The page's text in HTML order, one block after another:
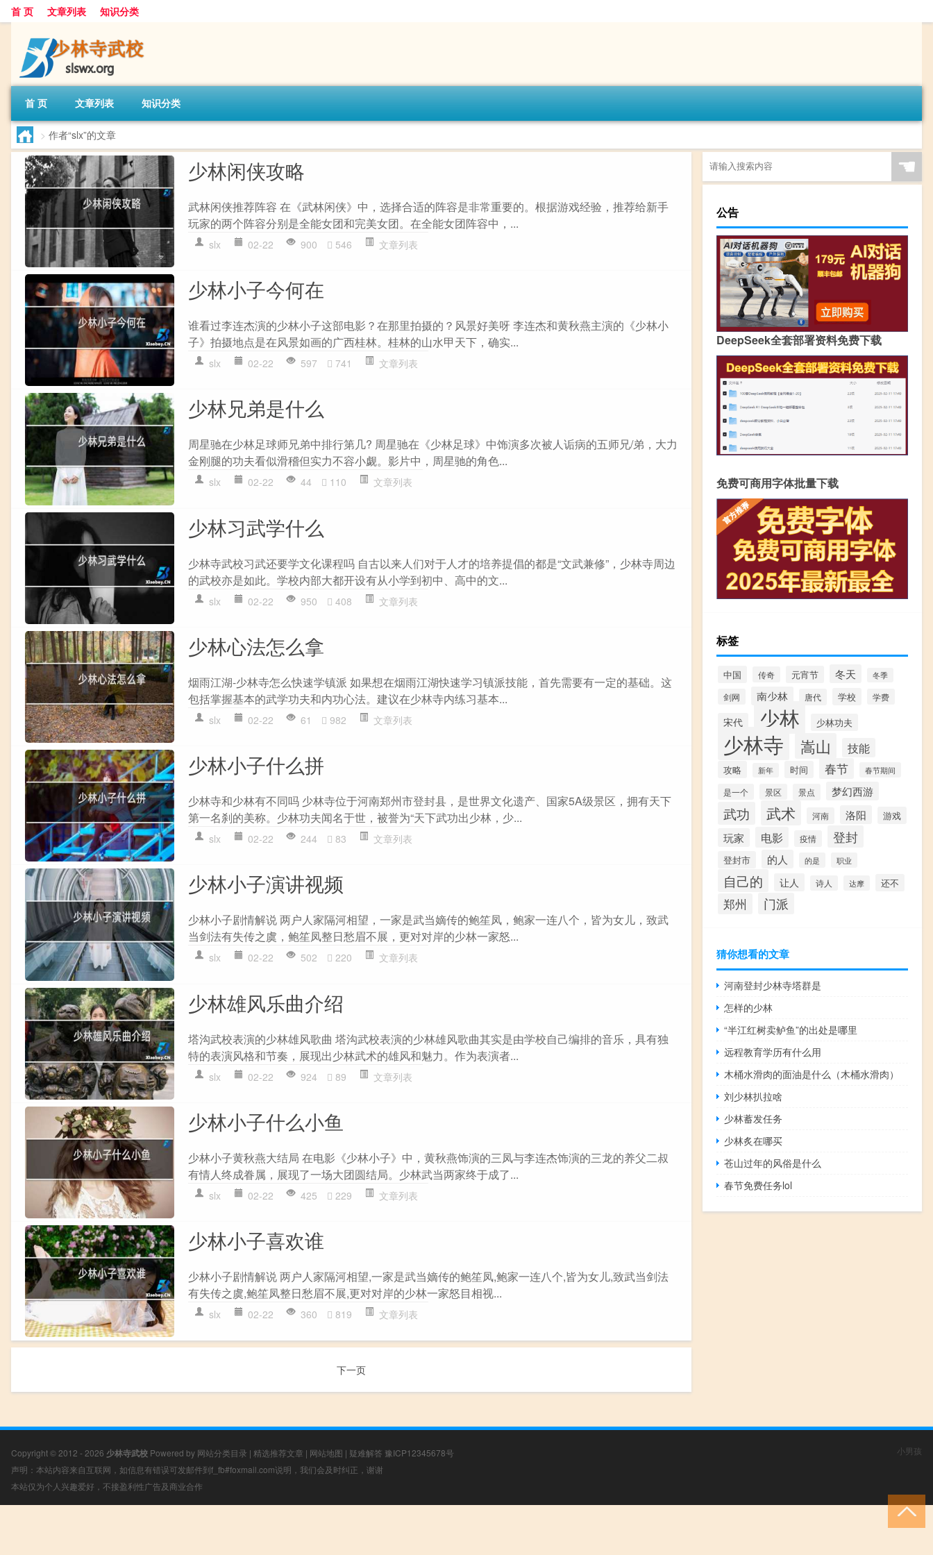
首 页 文章列表 知识分类
首 页 文章列表 知识分类
> 作者“slx”的文章
少林闲侠攻略
武林闲侠推荐阵容 在《武林闲侠》中，选择合适的阵容是非常重要的。根据游戏经验，推荐给新手
玩家的两个阵容分别是全能女团和完美女团。在全能女团阵容中，...
slx 02-22 900 546 文章列表
少林小子今何在
谁看过李连杰演的少林小子这部电影？在那里拍摄的？风景好美呀 李连杰和黄秋燕主演的《少林小
子》拍摄地点是在风景如画的广西桂林。桂林的山水甲天下，确实...
slx 02-22 597 741 文章列表
少林兄弟是什么
周星驰在少林足球师兄弟中排行第几? 周星驰在《少林足球》中饰演多次被人诟病的五师兄/弟，大力
金刚腿的功夫看似滑稽但实力不容小觑。影片中，周星驰的角色...
slx 02-22 44 110 文章列表
少林习武学什么
少林寺武校习武还要学文化课程吗 自古以来人们对于人才的培养提倡的都是“文武兼修”，少林寺周边
的武校亦是如此。学校内部大都开设有从小学到初中、高中的文...
slx 02-22 950 408 文章列表
少林心法怎么拿
烟雨江湖-少林寺怎么快速学镇派 如果想在烟雨江湖快速学习镇派技能，首先需要有一定的基础。这
包括掌握基本的武学功夫和内功心法。建议在少林寺内练习基本...
slx 02-22 61 982 文章列表
少林小子什么拼
少林寺和少林有不同吗 少林寺位于河南郑州市登封县，是世界文化遗产、国家5A级景区，拥有天下
第一名刹的美称。少林功夫闻名于世，被誉为“天下武功出少林，少...
slx 02-22 244 83 文章列表
少林小子演讲视频
少林小子剧情解说 两户人家隔河相望，一家是武当嫡传的鲍笙凤，鲍家一连八个，皆为女儿，致武
当剑法有失传之虞，鲍笙凤整日愁眉不展，更对对岸的少林一家怒...
slx 02-22 502 220 文章列表
少林雄风乐曲介绍
塔沟武校表演的少林雄风歌曲 塔沟武校表演的少林雄风歌曲其实是由学校自己编排的音乐，具有独
特的表演风格和节奏，展现出少林武术的雄风和魅力。作为表演者...
slx 02-22 924 89 文章列表
少林小子什么小鱼
少林小子黄秋燕大结局 在电影《少林小子》中，黄秋燕饰演的三凤与李连杰饰演的三龙的养父二叔
有情人终成眷属，展现了一场大团圆结局。少林武当两家终于成了...
slx 02-22 425 229 文章列表
少林小子喜欢谁
少林小子剧情解说 两户人家隔河相望,一家是武当嫡传的鲍笙凤,鲍家一连八个,皆为女儿,致武当剑法
有失传之虞,鲍笙凤整日愁眉不展,更对对岸的少林一家怒目相视...
slx 02-22 360 819 文章列表
下一页
☚
公告
DeepSeek全套部署资料免费下载
免费可商用字体批量下载
标签
中国 传奇 元宵节 冬天 冬季
剑网 南少林 唐代 学校 学费
宋代 少林 少林功夫
少林寺 嵩山 技能
攻略 新年 时间 春节 春节期间
是一个 景区 景点 梦幻西游
武功 武术 河南 洛阳 游戏
玩家 电影 疫情 登封
登封市 的人 的是 职业
自己的 让人 诗人 达摩 还不
郑州 门派
猜你想看的文章
河南登封少林寺塔群是
怎样的少林
“半江红树卖鲈鱼”的出处是哪里
远程教育学历有什么用
木桶水滑肉的面油是什么（木桶水滑肉）
刘少林扒拉啥
少林蓄发任务
少林炙在哪买
苍山过年的风俗是什么
春节免费任务lol
Copyright © 2012 - 2026 少林寺武校 Powered by 网站分类目录 | 精选推荐文章 | 网站地图 | 疑难解答 豫ICP12345678号
声明：本站内容来自互联网，如信息有错误可发邮件到f_fb#foxmail.com说明，我们会及时纠正，谢谢
本站仅为个人兴趣爱好，不接盈利性广告及商业合作
小男孩